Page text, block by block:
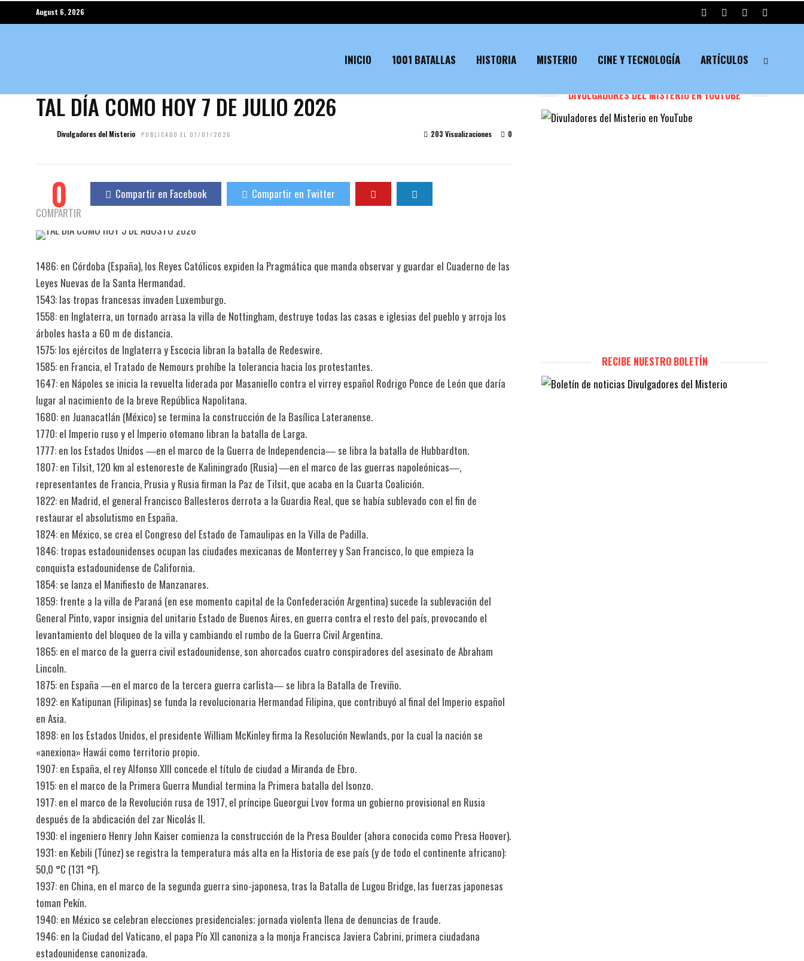
August 6, 2026
INICIO 1001 BATALLAS HISTORIA MISTERIO CINE Y TECNOLOGÍA ARTÍCULOS
TAL DÍA COMO HOY 7 DE JULIO 2026
Divulgadores del Misterio PUBLICADO EL 07/07/2026 0
203 Visualizaciones
0
COMPARTIR
Compartir en Facebook Compartir en Twitter
1486: en Córdoba (España), los Reyes Católicos expiden la Pragmática que manda observar y guardar el Cuaderno de las
Leyes Nuevas de la Santa Hermandad.
1543: las tropas francesas invaden Luxemburgo.
1558: en Inglaterra, un tornado arrasa la villa de Nottingham, destruye todas las casas e iglesias del pueblo y arroja los
árboles hasta a 60 m de distancia.
1575: los ejércitos de Inglaterra y Escocia libran la batalla de Redeswire.
1585: en Francia, el Tratado de Nemours prohíbe la tolerancia hacia los protestantes.
1647: en Nápoles se inicia la revuelta liderada por Masaniello contra el virrey español Rodrigo Ponce de León que daría
lugar al nacimiento de la breve República Napolitana.
1680: en Juanacatlán (México) se termina la construcción de la Basílica Lateranense.
1770: el Imperio ruso y el Imperio otomano libran la batalla de Larga.
1777: en los Estados Unidos ―en el marco de la Guerra de Independencia― se libra la batalla de Hubbardton.
1807: en Tilsit, 120 km al estenoreste de Kaliningrado (Rusia) ―en el marco de las guerras napoleónicas―,
representantes de Francia, Prusia y Rusia firman la Paz de Tilsit, que acaba en la Cuarta Coalición.
1822: en Madrid, el general Francisco Ballesteros derrota a la Guardia Real, que se había sublevado con el fin de
restaurar el absolutismo en España.
1824: en México, se crea el Congreso del Estado de Tamaulipas en la Villa de Padilla.
1846: tropas estadounidenses ocupan las ciudades mexicanas de Monterrey y San Francisco, lo que empieza la
conquista estadounidense de California.
1854: se lanza el Manifiesto de Manzanares.
1859: frente a la villa de Paraná (en ese momento capital de la Confederación Argentina) sucede la sublevación del
General Pinto, vapor insignia del unitario Estado de Buenos Aires, en guerra contra el resto del país, provocando el
levantamiento del bloqueo de la villa y cambiando el rumbo de la Guerra Civil Argentina.
1865: en el marco de la guerra civil estadounidense, son ahorcados cuatro conspiradores del asesinato de Abraham
Lincoln.
1875: en España ―en el marco de la tercera guerra carlista― se libra la Batalla de Treviño.
1892: en Katipunan (Filipinas) se funda la revolucionaria Hermandad Filipina, que contribuyó al final del Imperio español
en Asia.
1898: en los Estados Unidos, el presidente William McKinley firma la Resolución Newlands, por la cual la nación se
«anexiona» Hawái como territorio propio.
1907: en España, el rey Alfonso XIII concede el título de ciudad a Miranda de Ebro.
1915: en el marco de la Primera Guerra Mundial termina la Primera batalla del Isonzo.
1917: en el marco de la Revolución rusa de 1917, el príncipe Gueorgui Lvov forma un gobierno provisional en Rusia
después de la abdicación del zar Nicolás II.
1930: el ingeniero Henry John Kaiser comienza la construcción de la Presa Boulder (ahora conocida como Presa Hoover).
1931: en Kebili (Túnez) se registra la temperatura más alta en la Historia de ese país (y de todo el continente africano):
50,0 °C (131 °F).
1937: en China, en el marco de la segunda guerra sino-japonesa, tras la Batalla de Lugou Bridge, las fuerzas japonesas
toman Pekín.
1940: en México se celebran elecciones presidenciales; jornada violenta llena de denuncias de fraude.
1946: en la Ciudad del Vaticano, el papa Pío XII canoniza a la monja Francisca Javiera Cabrini, primera ciudadana
estadounidense canonizada.
DIVULGADORES DEL MISTERIO EN YOUTUBE
RECIBE NUESTRO BOLETÍN